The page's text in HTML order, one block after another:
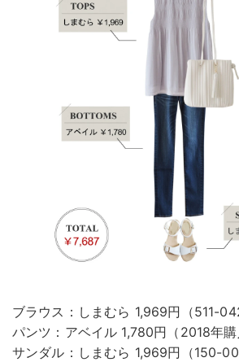
ブラウス：しまむら 1,969円（511-
パンツ：アベイル 1,780円（2018年購
サンダル：しまむら 1,969円（150-